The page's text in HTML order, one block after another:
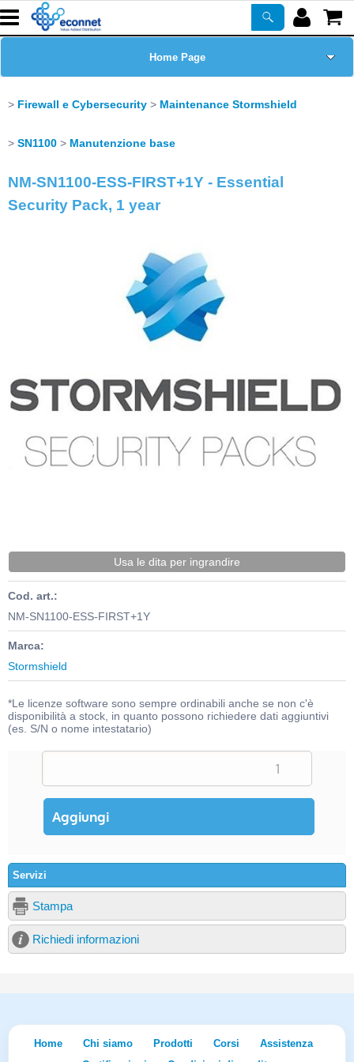
Home Page
Prodotti
Corsi
Certificazioni
Newsletter
Firewall e Cybersecurity Maintenance Stormshield
SN1100 Manutenzione base
NM-SN1100-ESS-FIRST+1Y - Essential
Security Pack, 1 year
Usa le dita per ingrandire
Cod. art.:
NM-SN1100-ESS-FIRST+1Y
Marca:
Stormshield
*Le licenze software sono sempre ordinabili anche se non c'è
disponibilità a stock, in quanto possono richiedere dati aggiuntivi
(es. S/N o nome intestatario)
Servizi
Stampa
Richiedi informazioni
Home Chi siamo Prodotti Corsi
Assistenza